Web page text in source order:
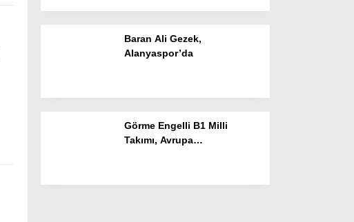
Baran Ali Gezek,
Alanyaspor’da
Görme Engelli B1 Milli
Takımı, Avrupa